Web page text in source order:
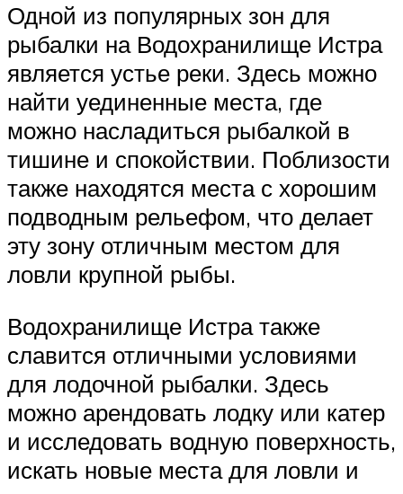
Одной из популярных зон для
рыбалки на Водохранилище Истра
является устье реки. Здесь можно
найти уединенные места, где
можно насладиться рыбалкой в
тишине и спокойствии. Поблизости
также находятся места с хорошим
подводным рельефом, что делает
эту зону отличным местом для
ловли крупной рыбы.
Водохранилище Истра также
славится отличными условиями
для лодочной рыбалки. Здесь
можно арендовать лодку или катер
и исследовать водную поверхность,
искать новые места для ловли и